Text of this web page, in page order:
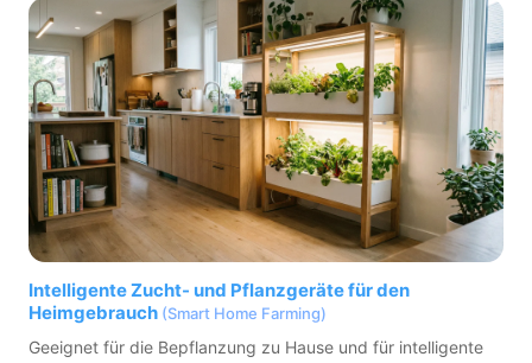
Intelligente Zucht- und Pflanzgeräte für den
Heimgebrauch (Smart Home Farming)
Geeignet für die Bepflanzung zu Hause und für intelligente